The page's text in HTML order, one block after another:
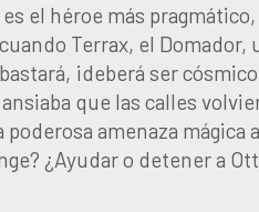
el héroe más
Terrax, el
¡deberá ser
que las calles
amenaza mágica
¿Ayudar o detener a